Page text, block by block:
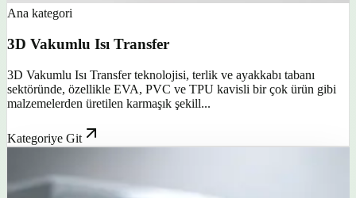
Ana kategori
3D Vakumlu Isı Transfer
3D Vakumlu Isı Transfer teknolojisi, terlik ve ayakkabı tabanı
sektöründe, özellikle EVA, PVC ve TPU kavisli bir çok ürün gibi
malzemelerden üretilen karmaşık şekill...
Kategoriye Git